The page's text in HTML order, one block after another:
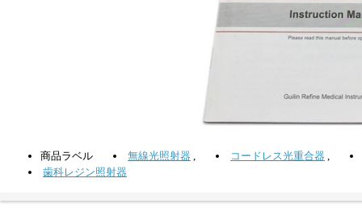
商品ラベル 無線光照射器 , コードレス光重合器 ,
歯科レジン照射器